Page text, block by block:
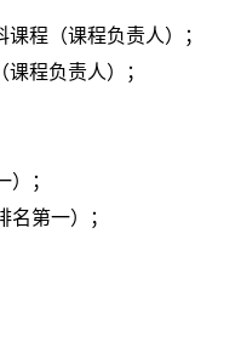
程（课程负责人）；
程负责人）；
；
第一）；